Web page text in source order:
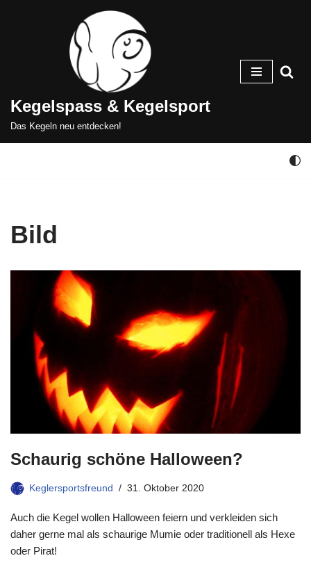
Kegelspass & Kegelsport
Das Kegeln neu entdecken!
Bild
Schaurig schöne Halloween?
Keglersportsfreund 31. Oktober 2020
Auch die Kegel wollen Halloween feiern und verkleiden sich
daher gerne mal als schaurige Mumie oder traditionell als Hexe
oder Pirat!